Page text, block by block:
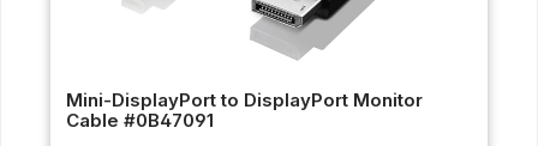
Mini-DisplayPort to DisplayPort Monitor
Cable #0B47091